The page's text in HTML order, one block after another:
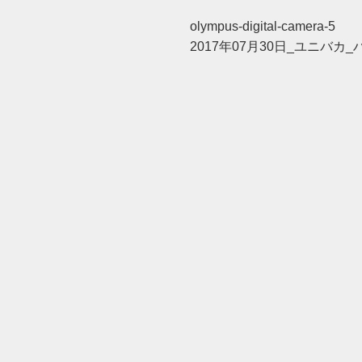
olympus-digital-camera-5
2017年07月30日_ユニバカ_